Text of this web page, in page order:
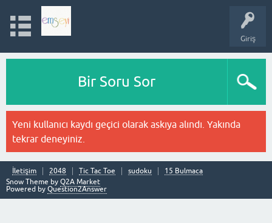
Giriş
Bir Soru Sor
Yeni kullanıcı kaydı geçici olarak askıya alındı. Yakında
tekrar deneyiniz.
İletişim 2048 Tic Tac Toe sudoku
15 Bulmaca
Snow Theme by Q2A Market
Powered by Question2Answer